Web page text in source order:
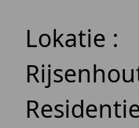
Lokatie :